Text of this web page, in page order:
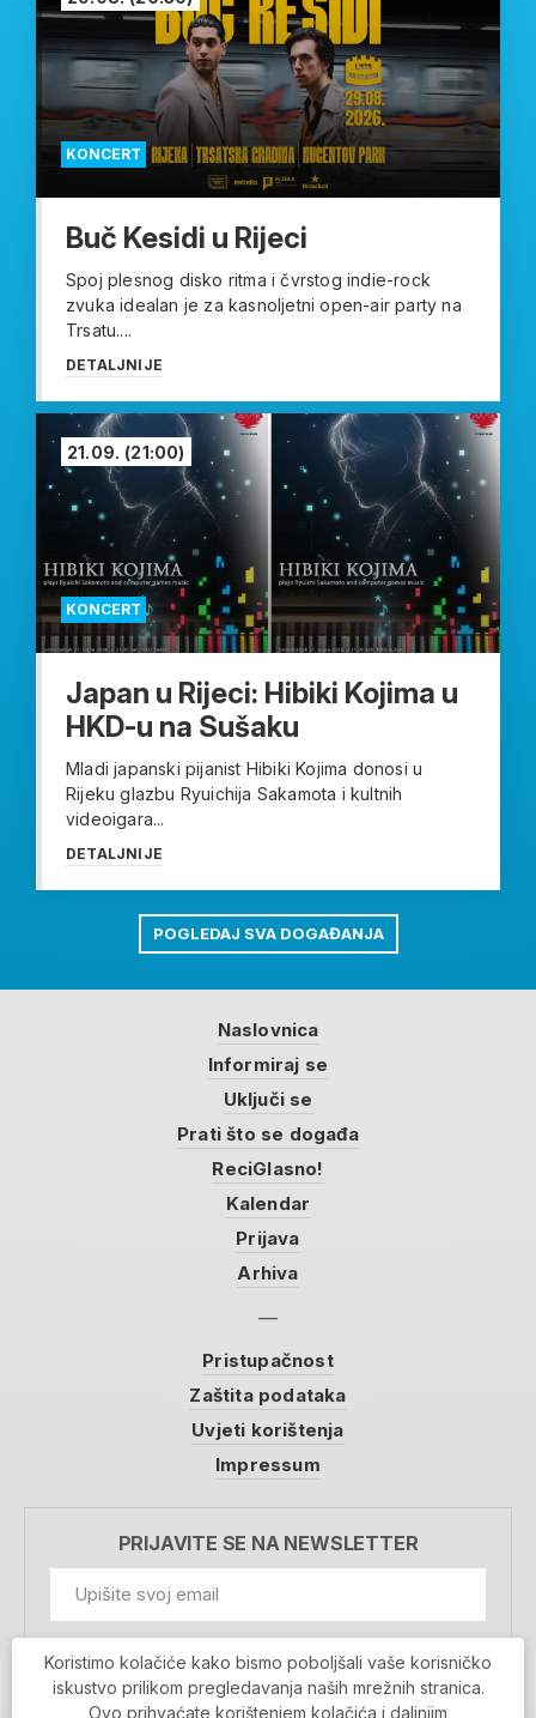
KONCERT
Buč Kesidi u Rijeci
Spoj plesnog disko ritma i čvrstog indie-rock
zvuka idealan je za kasnoljetni open-air party na
Trsatu....
DETALJNIJE
KONCERT
21.09. (21:00)
Japan u Rijeci: Hibiki Kojima u
HKD-u na Sušaku
Mladi japanski pijanist Hibiki Kojima donosi u
Rijeku glazbu Ryuichija Sakamota i kultnih
videoigara...
DETALJNIJE
POGLEDAJ SVA DOGAĐANJA
Naslovnica
Informiraj se
Uključi se
Prati što se događa
ReciGlasno!
Kalendar
Prijava
Arhiva
Pristupačnost
Zaštita podataka
Uvjeti korištenja
Impressum
PRIJAVITE SE NA NEWSLETTER
Prihvaćam da se moji podaci spremaju u bazu
podataka i koriste u svrhu slanja MojaRijeka
Koristimo kolačiće kako bismo poboljšali vaše korisničko
iskustvo prilikom pregledavanja naših mrežnih stranica.
Ovo prihvaćate korištenjem kolačića i daljnjim